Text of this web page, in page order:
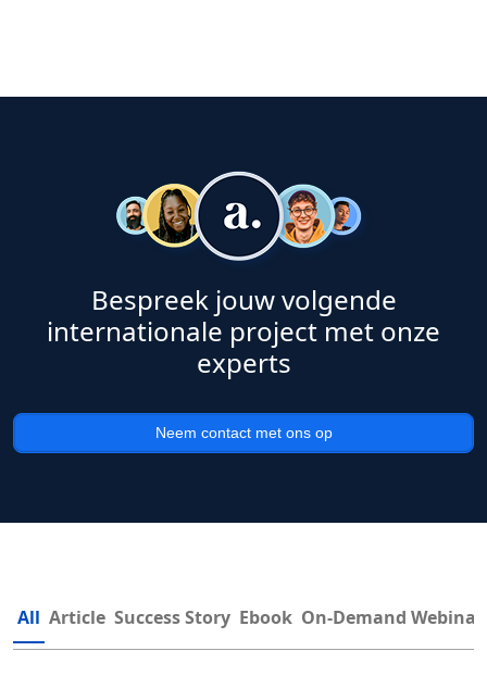
Bespreek jouw volgende
internationale project met onze
experts
Neem contact met ons op
All Article Success Story Ebook On-Demand Webinar